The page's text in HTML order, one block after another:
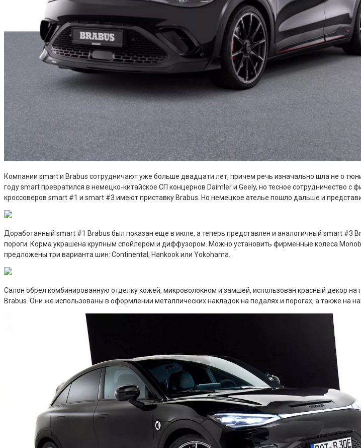
Компании smart и Brabus сотрудничают уже больше двадцати лет, причем речь изначально шла не о
году smart превратился в немецко-китайское СП концернов Daimler и Geely, но тесное
кроссоверов smart #1 и smart #3 имеют приставку Brabus. Но немецкое ателье пошло дальше и
Доработанный smart #1 Brabus был показан еще в июле, а теперь представлен и аналогичный smart #3
пороги. Корма украшена крупным спойлером и диффузором. Можно установить фирменные колеса
предложены три варианта шин: Continental, Hankook или Yokohama.
Салон обрел комбинированную отделку кожей, микроволокном и замшей, использован красный декор
Brabus. Они же использованы в оформлении металлических накладок на педалях и порогах, а также на